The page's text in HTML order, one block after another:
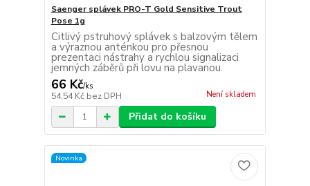
Saenger splávek PRO-T Gold Sensitive Trout
Pose 1g
Citlivý pstruhový splávek s balzovým tělem
a výraznou anténkou pro přesnou
prezentaci nástrahy a rychlou signalizaci
jemných záběrů při lovu na plavanou.
66 Kč/ks
54,54 Kč bez DPH Není skladem
Přidat do košíku
Novinka